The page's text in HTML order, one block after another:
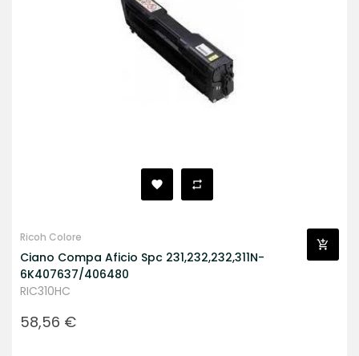
Ricoh Colore
Ciano Compa Aficio Spc 231,232,232,311N-
6K407637/406480
RIC310HC
Prezzo
58,56 €